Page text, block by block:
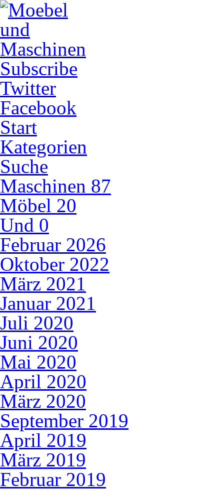
Subscribe
Twitter
Facebook
Start
Kategorien
Suche
Maschinen 87
Möbel 20
Und 0
Februar 2026
Oktober 2022
März 2021
Januar 2021
Juli 2020
Juni 2020
Mai 2020
April 2020
März 2020
September 2019
April 2019
März 2019
Februar 2019